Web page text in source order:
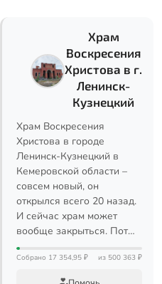
Храм
Воскресения
Христова в г.
Ленинск-
Кузнецкий
Храм Воскресения
Христова в городе
Ленинск-Кузнецкий в
Кемеровской области –
совсем новый, он
открылся всего 20 назад.
И сейчас храм может
вообще закрыться. Пот…
Собрано 17 354,95 ₽ из 500 363 ₽